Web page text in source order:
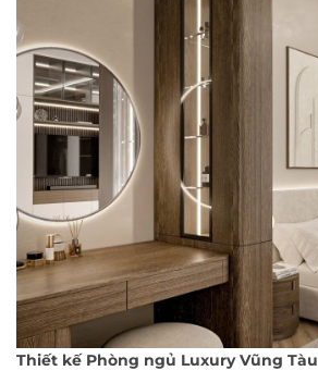
Thiết kế Phòng ngủ Luxury Vũng Tàu